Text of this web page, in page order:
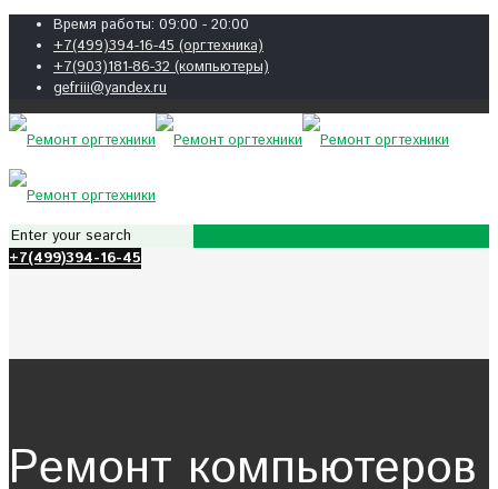
Время работы: 09:00 - 20:00
+7(499)394-16-45 (оргтехника)
+7(903)181-86-32 (компьютеры)
gefriii@yandex.ru
+7(499)394-16-45
Ремонт компьютеров